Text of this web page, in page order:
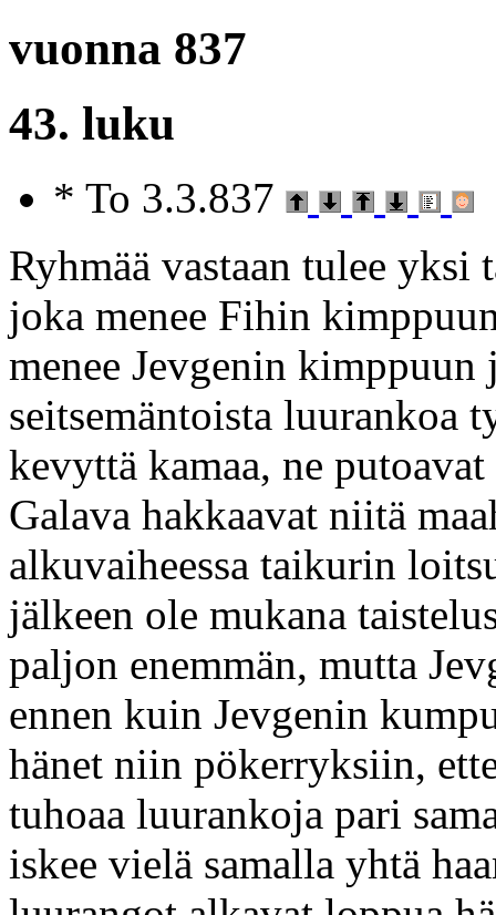
vuonna 837
43. luku
* To 3.3.837
Ryhmää vastaan tulee
joka menee Fihin
menee Jevgenin
seitsemäntoista luurankoa
kevyttä kamaa, ne
Galava hakkaavat niitä
alkuvaiheessa taikurin
jälkeen ole mukana
paljon enemmän, mutta
ennen kuin Jevgenin
hänet niin pökerryksiin,
tuhoaa luurankoja pari
iskee vielä samalla yhtä